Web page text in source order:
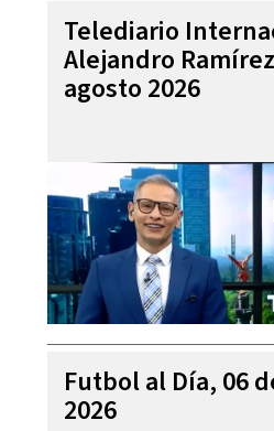
Telediario
Alejandro
agosto 2026
Futbol al Día, 06
2026